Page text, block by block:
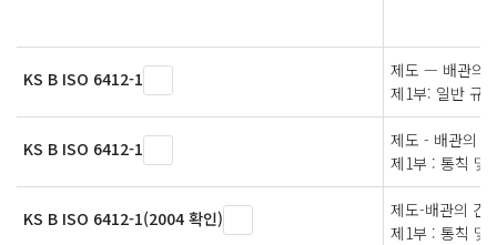
KS B ISO 6412-1
제도 — 배관의
제1부: 일반 규
KS B ISO 6412-1
제도 - 배관의
제1부 : 통칙 및
KS B ISO 6412-1(2004 확인)
제도-배관의 간
제1부 : 통칙 및